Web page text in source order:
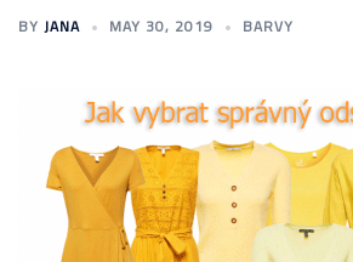
BY JANA MAY 30, 2019 BARVY